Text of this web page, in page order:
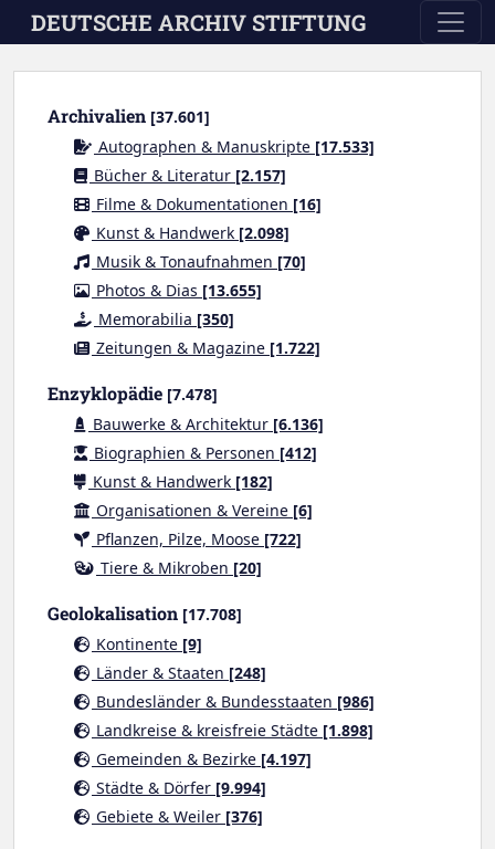
Skip to main content
DEUTSCHE ARCHIV STIFTUNG
Archivalien [37.601]
Autographen & Manuskripte [17.533]
Bücher & Literatur [2.157]
Filme & Dokumentationen [16]
Kunst & Handwerk [2.098]
Musik & Tonaufnahmen [70]
Photos & Dias [13.655]
Memorabilia [350]
Zeitungen & Magazine [1.722]
Enzyklopädie [7.478]
Bauwerke & Architektur [6.136]
Biographien & Personen [412]
Kunst & Handwerk [182]
Organisationen & Vereine [6]
Pflanzen, Pilze, Moose [722]
Tiere & Mikroben [20]
Geolokalisation [17.708]
Kontinente [9]
Länder & Staaten [248]
Bundesländer & Bundesstaaten [986]
Landkreise & kreisfreie Städte [1.898]
Gemeinden & Bezirke [4.197]
Städte & Dörfer [9.994]
Gebiete & Weiler [376]